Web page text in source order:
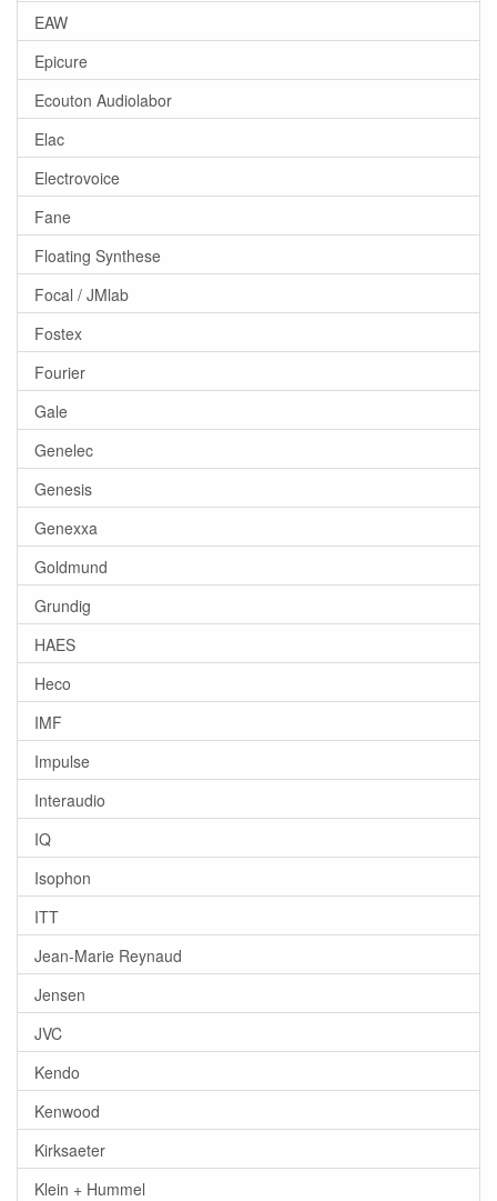
EAW
Epicure
Ecouton Audiolabor
Elac
Electrovoice
Fane
Floating Synthese
Focal / JMlab
Fostex
Fourier
Gale
Genelec
Genesis
Genexxa
Goldmund
Grundig
HAES
Heco
IMF
Impulse
Interaudio
IQ
Isophon
ITT
Jean-Marie Reynaud
Jensen
JVC
Kendo
Kenwood
Kirksaeter
Klein + Hummel